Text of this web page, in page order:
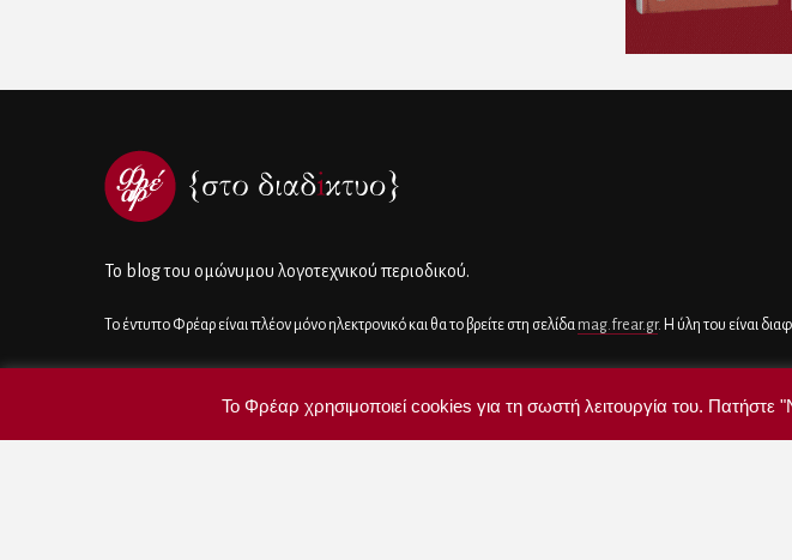
To blog του ομώνυμου λογοτεχνικού περιοδικού.
Το έντυπο Φρέαρ είναι πλέον μόνο ηλεκτρονικό και θα το βρείτε στη σελίδα mag.frear.gr. Η ύλη του είναι
Το Φρέαρ χρησιμοποιεί cookies για τη σωστή λειτουργία του. Πατήστε